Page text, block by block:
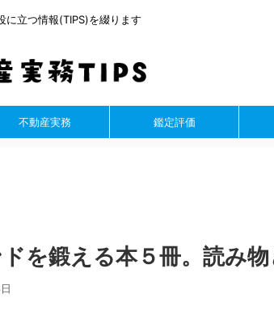
に立つ情報(TIPS)を綴ります
不動産実務 鑑定評価
を鍛える本５冊。読み